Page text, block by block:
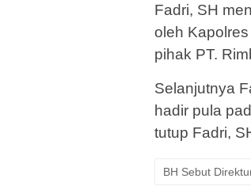
Fadri, SH
oleh
pihak PT.
Selanjutnya
hadir pula
tutup Fadri,
BH Sebut